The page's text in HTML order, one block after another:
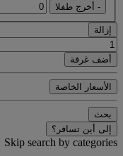
- أخرج طفلا
إزالة
أضف غرفة
الأسعار الخاصة
بحث
إلى أين تسافر؟
Skip search by categories